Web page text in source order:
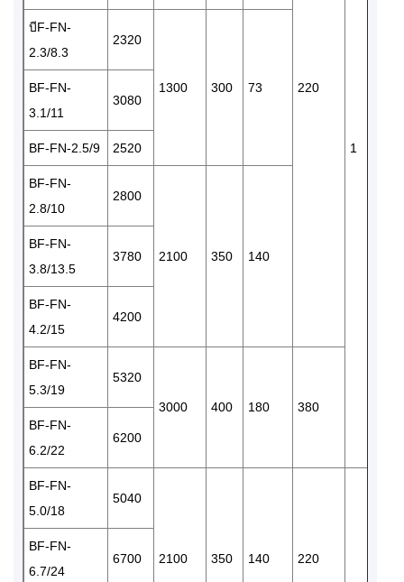
220
1
บีF-FN-
2.3/8.3
2320
1300 300 73
BF-FN-
3.1/11
3080
BF-FN-2.5/9 2520
BF-FN-
2.8/10
2800
2100 350 140
BF-FN-
3.8/13.5
3780
BF-FN-
4.2/15
4200
BF-FN-
5.3/19
5320
3000 400 180 380
BF-FN-
6.2/22
6200
BF-FN-
5.0/18
5040
2100 350 140 220
BF-FN-
6.7/24
6700